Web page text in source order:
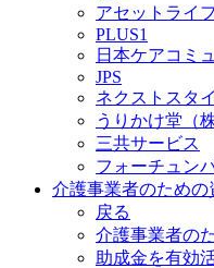
アセットライフ
PLUS1
日本ケアコミ
JPS
ネクストスタ
うりかけ堂（
三共サービス
フォーチュン
介護事業者のための
戻る
介護事業者の
助成金を有効